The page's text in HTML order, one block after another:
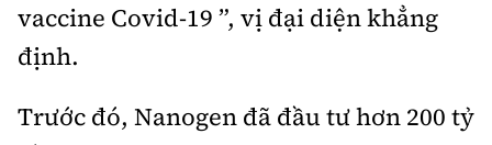
vaccine Covid-19 ”, vị đại diện khẳng
định.
Trước đó, Nanogen đã đầu tư hơn 200 tỷ